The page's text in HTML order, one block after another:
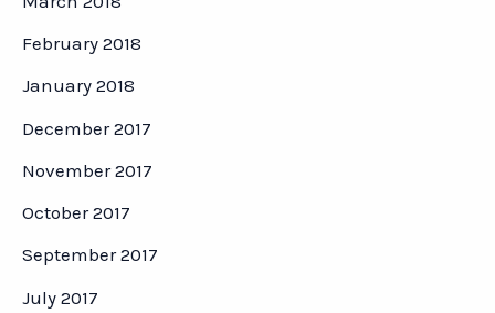
February 2018
January 2018
December 2017
November 2017
October 2017
September 2017
July 2017